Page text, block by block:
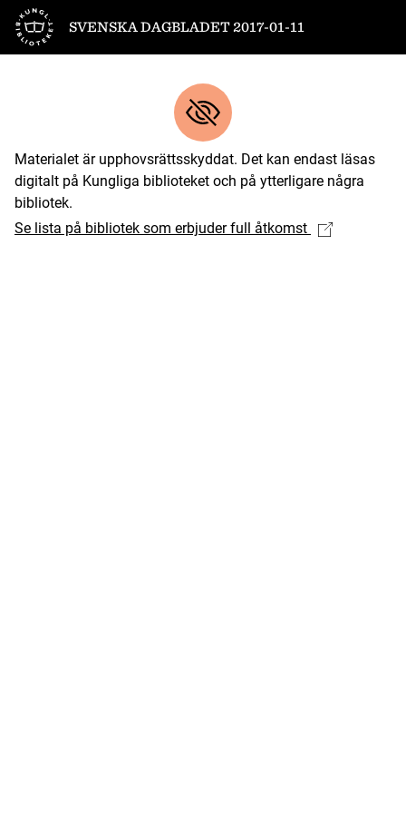
Till startsidan
SVENSKA DAGBLADET 2017-01-11
Materialet är upphovsrättsskyddat. Det kan endast läsas
digitalt på Kungliga biblioteket och på ytterligare några
bibliotek.
Se lista på bibliotek som erbjuder full åtkomst